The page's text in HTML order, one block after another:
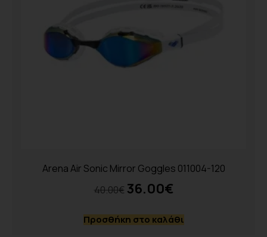
Arena Air Sonic Mirror Goggles 011004-120
40.00€ 36.00€
Προσθήκη στο καλάθι